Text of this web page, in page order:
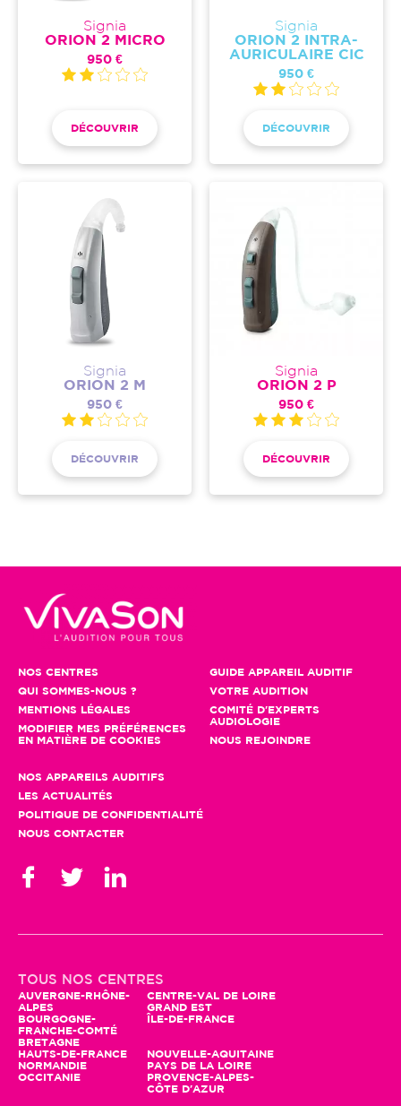
votre navigation, seuls des cookies à des fins
seront utilisés. Vous pouvez profiter d'autres
et nous aider à améliorer le site en cliquant
vos préférences par la suite, cliquez sur le lien
de cookies' situé dans le pied de page.
Signia
ORION 2 MICRO
950 €
DÉCOUVRIR
Signia
ORION 2 INTRA-
AURICULAIRE CIC
950 €
DÉCOUVRIR
Signia
ORION 2 M
950 €
DÉCOUVRIR
Signia
ORION 2 P
950 €
DÉCOUVRIR
NOS CENTRES
QUI SOMMES-NOUS ?
MENTIONS LÉGALES
MODIFIER MES PRÉFÉRENCES
EN MATIÈRE DE COOKIES
GUIDE APPAREIL AUDITIF
VOTRE AUDITION
COMITÉ D'EXPERTS
AUDIOLOGIE
NOUS REJOINDRE
NOS APPAREILS AUDITIFS
LES ACTUALITÉS
POLITIQUE DE CONFIDENTIALITÉ
NOUS CONTACTER
TOUS NOS CENTRES
AUVERGNE-RHÔNE-
ALPES
BOURGOGNE-
FRANCHE-COMTÉ
BRETAGNE
CENTRE-VAL DE LOIRE
GRAND EST
ÎLE-DE-FRANCE
HAUTS-DE-FRANCE
NORMANDIE
OCCITANIE
NOUVELLE-AQUITAINE
PAYS DE LA LOIRE
PROVENCE-ALPES-
CÔTE D'AZUR